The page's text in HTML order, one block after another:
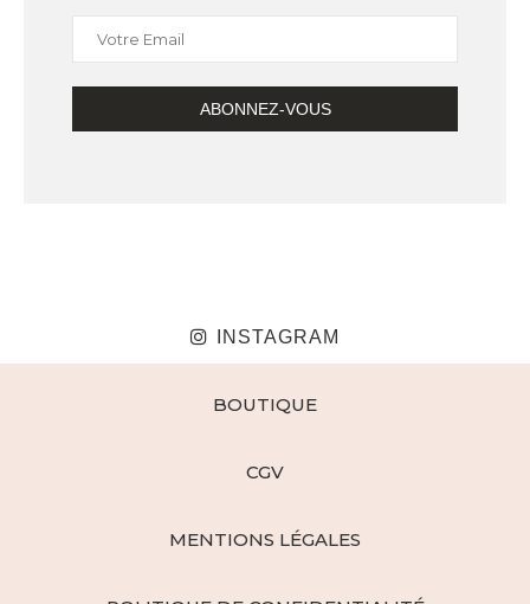
INSTAGRAM
BOUTIQUE
CGV
MENTIONS LÉGALES